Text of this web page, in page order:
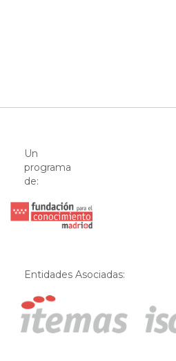
Un
programa
de:
Entidades Asociadas: